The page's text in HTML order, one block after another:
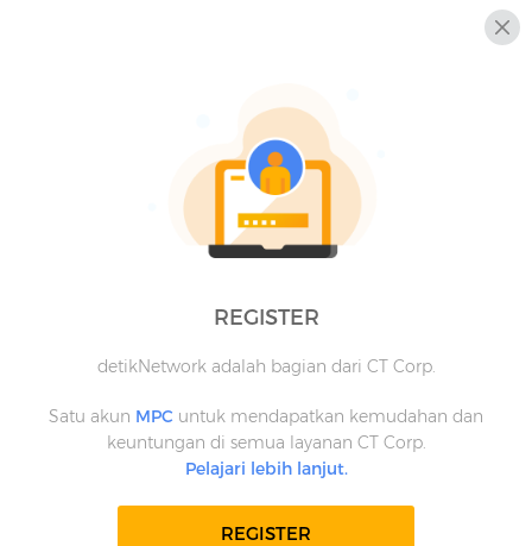
REGISTER
detikNetwork adalah bagian dari CT Corp.
Satu akun MPC untuk mendapatkan kemudahan dan
keuntungan di semua layanan CT Corp.
Pelajari lebih lanjut.
REGISTER